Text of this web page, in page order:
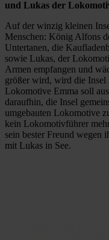
und Lukas der
Auf der winzig kleinen
Menschen: König Alfons
Untertanen, die
sowie Lukas, der
Armen empfangen und
größer wird, wird die Insel
Lokomotive Emma soll
daraufhin, die Insel
umgebauten Lokomotive
kein Lokomotivführer
sein bester Freund wegen
mit Lukas in See.